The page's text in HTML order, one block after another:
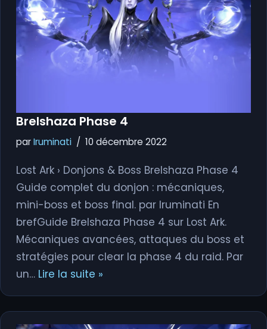
Brelshaza Phase 4
parIruminati 10 décembre 2022
Lost Ark › Donjons & Boss Brelshaza Phase 4
Guide complet du donjon : mécaniques,
mini-boss et boss final. par Iruminati En
brefGuide Brelshaza Phase 4 sur Lost Ark.
Mécaniques avancées, attaques du boss et
stratégies pour clear la phase 4 du raid. Par
un… Lire la suite »